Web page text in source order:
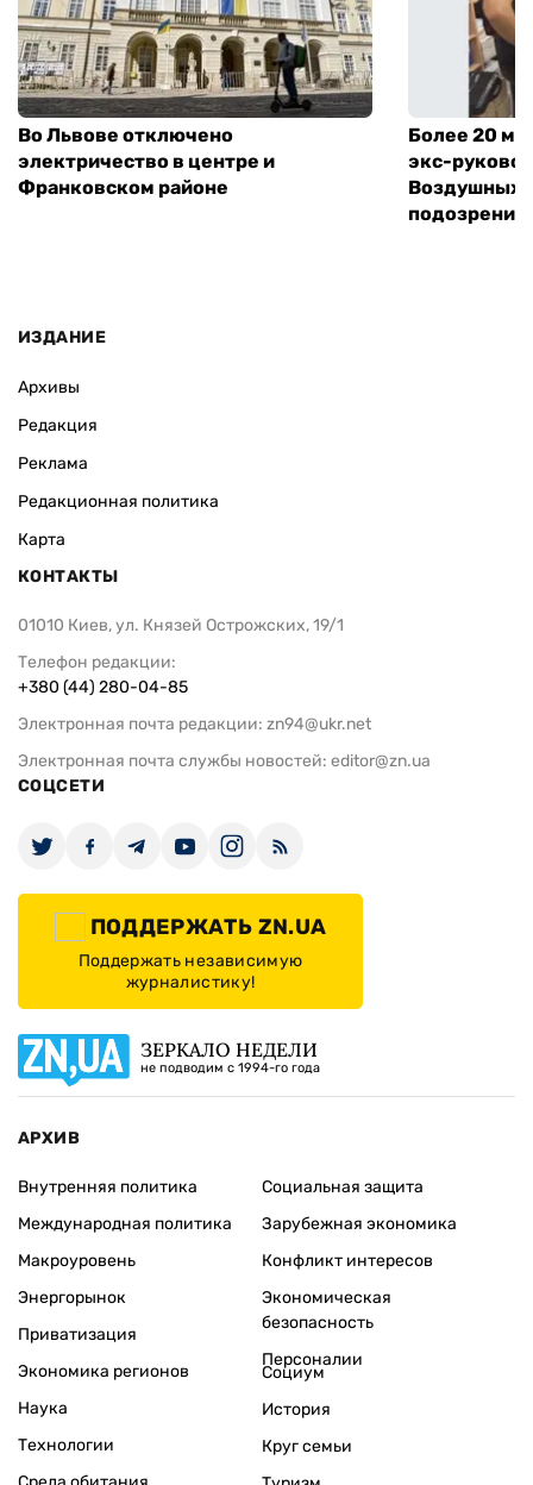
Во Львове отключено
электричество в центре и
Франковском районе
Более 20
экс-
Воздушных
подозрение
ИЗДАНИЕ
Архивы
Редакция
Реклама
Редакционная политика
Карта
КОНТАКТЫ
01010 Киев, ул. Князей Острожских, 19/1
Телефон редакции:
+380 (44) 280-04-85
Электронная почта редакции: zn94@ukr.net
Электронная почта службы новостей: editor@zn.ua
СОЦСЕТИ
ПОДДЕРЖАТЬ ZN.UA
Поддержать независимую
журналистику!
ЗЕРКАЛО НЕДЕЛИ
не подводим с 1994-го года
АРХИВ
Внутренняя политика
Международная политика
Макроуровень
Энергорынок
Приватизация
Экономика регионов
Социальная защита
Зарубежная экономика
Конфликт интересов
Экономическая
безопасность
Персоналии
Наука
Технологии
Социум
История
Круг семьи